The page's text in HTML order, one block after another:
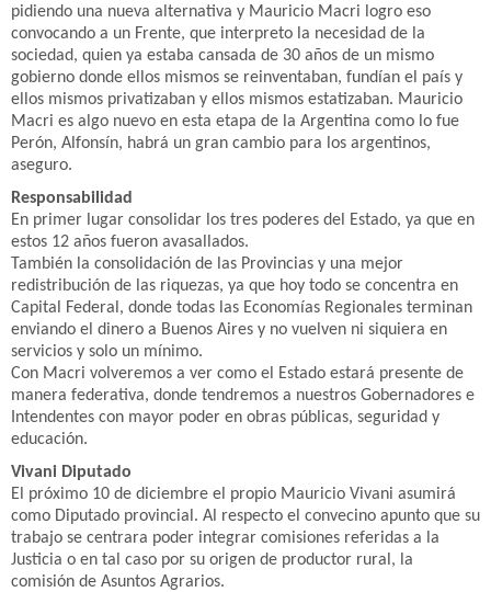
pidiendo una nueva alternativa y Mauricio Macri logro eso
convocando a un Frente, que interpreto la necesidad de la
sociedad, quien ya estaba cansada de 30 años de un mismo
gobierno donde ellos mismos se reinventaban, fundían el país y
ellos mismos privatizaban y ellos mismos estatizaban. Mauricio
Macri es algo nuevo en esta etapa de la Argentina como lo fue
Perón, Alfonsín, habrá un gran cambio para los argentinos,
aseguro.
Responsabilidad
En primer lugar consolidar los tres poderes del Estado, ya que en
estos 12 años fueron avasallados.
También la consolidación de las Provincias y una mejor
redistribución de las riquezas, ya que hoy todo se concentra en
Capital Federal, donde todas las Economías Regionales terminan
enviando el dinero a Buenos Aires y no vuelven ni siquiera en
servicios y solo un mínimo.
Con Macri volveremos a ver como el Estado estará presente de
manera federativa, donde tendremos a nuestros Gobernadores e
Intendentes con mayor poder en obras públicas, seguridad y
educación.
Vivani Diputado
El próximo 10 de diciembre el propio Mauricio Vivani asumirá
como Diputado provincial. Al respecto el convecino apunto que su
trabajo se centrara poder integrar comisiones referidas a la
Justicia o en tal caso por su origen de productor rural, la
comisión de Asuntos Agrarios.